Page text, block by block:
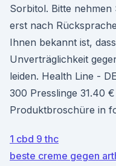
Sorbitol. Bitte nehmen
erst nach
Ihnen bekannt ist,
Unverträglichkeit
leiden. Health Line -
300 Presslinge 31.40
Produktbroschüre in
1 cbd 9 thc
beste creme gegen